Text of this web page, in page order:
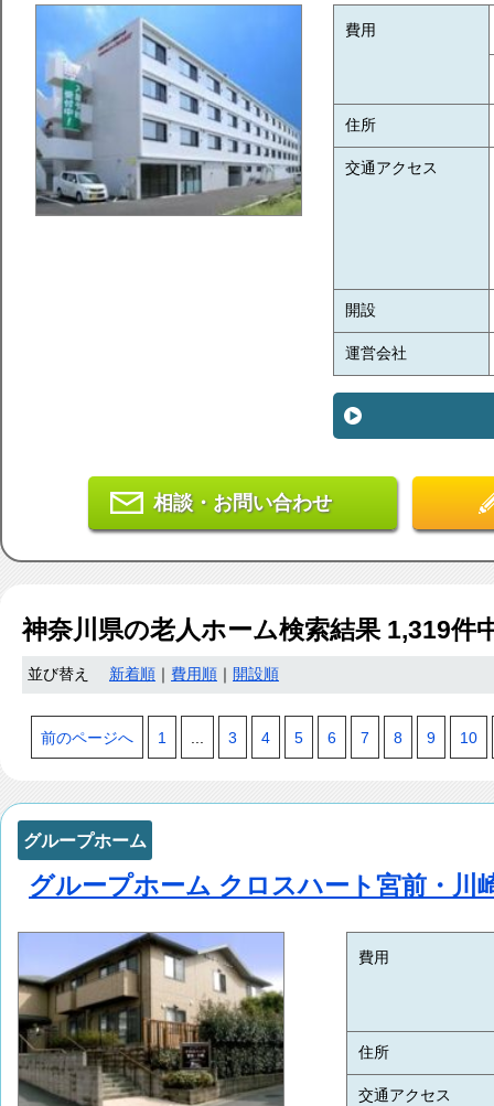
費用
住所
交通アクセス
開設
運営会社
相談・お問い合わせ
神奈川県の老人ホーム検索結果 1,319件
並び替え 新着順 費用順 開設順
前のページへ 1 ... 3 4 5 6 7 8 9 10
グループホーム
グループホーム クロスハート宮前・川
費用
住所
交通アクセス